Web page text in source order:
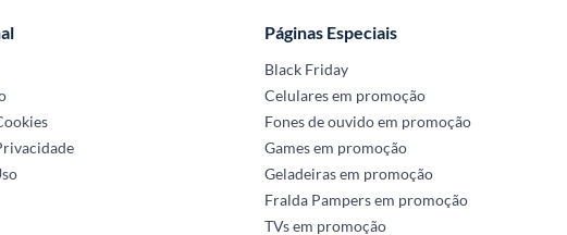
Páginas Especiais
Black Friday
Celulares em promoção
Fones de ouvido em promoção
Games em promoção
Geladeiras em promoção
Fralda Pampers em promoção
TVs em promoção